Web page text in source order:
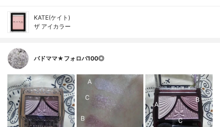
KATE(ケイト)
ザ アイカラー
バドママ★フォロバ100◎